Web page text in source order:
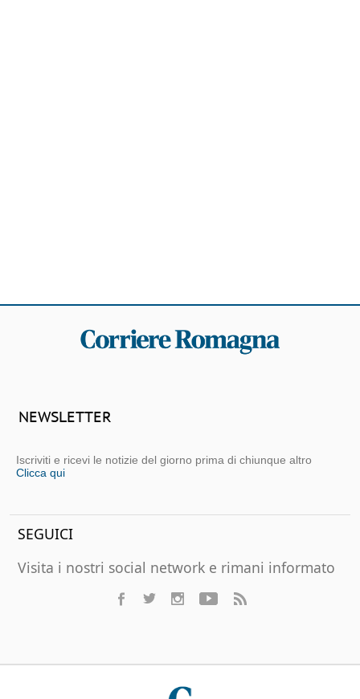
NEWSLETTER
Iscriviti e ricevi le notizie del giorno prima di chiunque altro
Clicca qui
SEGUICI
Visita i nostri social network e rimani informato